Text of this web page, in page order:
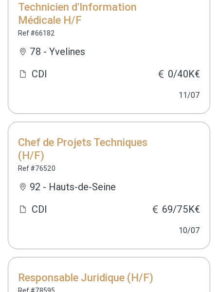
Technicien d'Information
Médicale H/F
Ref #66182
78 - Yvelines
CDI
0/40K€
11/07
Chef de Projets Techniques
(H/F)
Ref #76520
92 - Hauts-de-Seine
CDI
69/75K€
10/07
Responsable Juridique (H/F)